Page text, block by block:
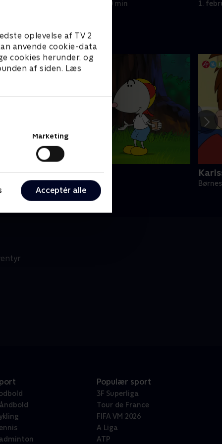
oplevelse af TV 2
anvende cookie-data
cookies herunder, og
af siden. Læs
Marketing
Acceptér alle
1. februar 2025 • 10 min 1.
& Myggen
• 1 sæsoner
Populær sport
3F Superliga
Tour de France
FIFA VM 2026
A Liga
ATP